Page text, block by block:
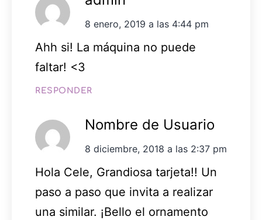
8 enero, 2019 a las 4:44 pm
Ahh si! La máquina no puede
faltar! <3
RESPONDER
Nombre de Usuario
8 diciembre, 2018 a las 2:37 pm
Hola Cele, Grandiosa tarjeta!! Un
paso a paso que invita a realizar
una similar. ¡Bello el ornamento